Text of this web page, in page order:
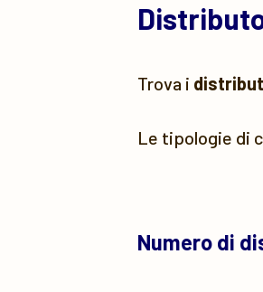
Trova i
Le tipologie di
Numero di